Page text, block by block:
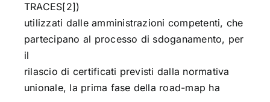
TRACES[2])
utilizzati dalle amministrazioni competenti, che
partecipano al processo di sdoganamento, per
il
rilascio di certificati previsti dalla normativa
unionale, la prima fase della road-map ha